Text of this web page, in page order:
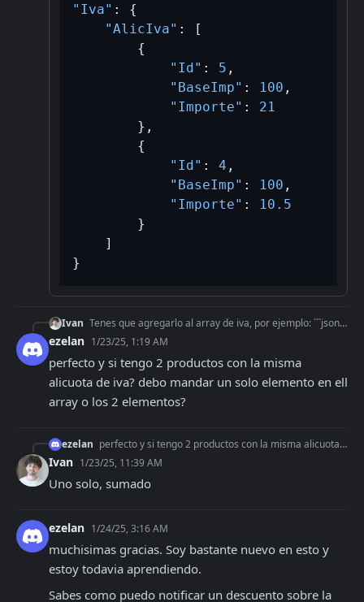
"Iva" :
{
"AlicIva" :
[
{
"Id" : 5 ,
"BaseImp" : 100 ,
"Importe" :
21
} ,
{
"Id" : 4 ,
"BaseImp" : 100 ,
"Importe" :
10.5
}
]
}
Ivan Tenes que agregarlo al array de iva, por ejemplo: ```json "Iva": { "AlicIva": [ { "Id": 5, "BaseImp": 100, "Imp
ezelan 1/23/25, 1:19 AM
perfecto y si tengo 2 productos con la misma
alicuota de iva? debo mandar un solo elemento en ell
array o los 2 elementos?
ezelan perfecto y si tengo 2 productos con la misma alicuota de iva? debo mandar un solo elemento en ell array o los 2 elementos?
Ivan 1/23/25, 11:39 AM
Uno solo, sumado
ezelan 1/24/25, 3:16 AM
muchisimas gracias. Soy bastante nuevo en esto y
estoy todavia aprendiendo.
Sabes como puedo notificar un descuento sobre la